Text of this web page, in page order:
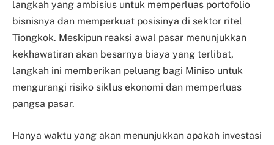
langkah yang ambisius untuk memperluas portofolio
bisnisnya dan memperkuat posisinya di sektor ritel
Tiongkok. Meskipun reaksi awal pasar menunjukkan
kekhawatiran akan besarnya biaya yang terlibat,
langkah ini memberikan peluang bagi Miniso untuk
mengurangi risiko siklus ekonomi dan memperluas
pangsa pasar.
Hanya waktu yang akan menunjukkan apakah investasi